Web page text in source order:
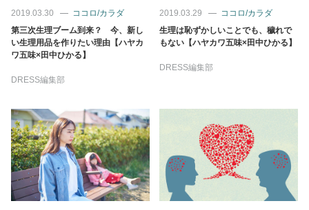
2019.03.30
ココロ/カラダ
第三次生理ブーム到来？ 今、新し
い生理用品を作りたい理由【ハヤカ
ワ五味×田中ひかる】
DRESS編集部
2019.03.29
ココロ/カラダ
生理は恥ずかしいことでも、穢れで
もない【ハヤカワ五味×田中ひかる】
DRESS編集部